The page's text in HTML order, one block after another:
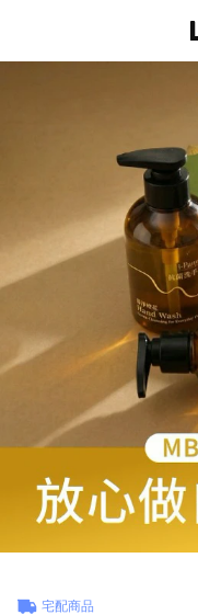
宅配商品